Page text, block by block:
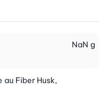
NaN g
Fiber Husk,